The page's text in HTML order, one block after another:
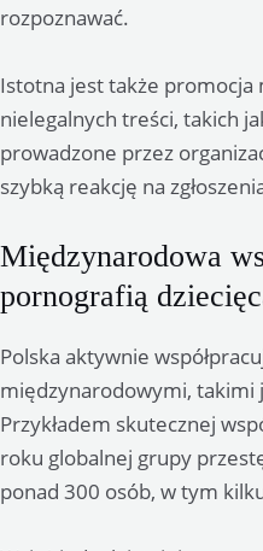
rozpoznawać.
Istotna jest także promocja
nielegalnych treści, takich
prowadzone przez
szybką reakcję na
Międzynarodowa
pornografią
Polska aktywnie
międzynarodowymi, takimi
Przykładem skutecznej
roku globalnej grupy
ponad 300 osób, w tym